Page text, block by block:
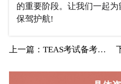
的重要阶段。让我们一起
保驾护航!
上一篇 ：TEAS考试备考指南：西听名师带你攻克数…